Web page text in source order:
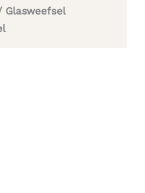
Glasweefsel